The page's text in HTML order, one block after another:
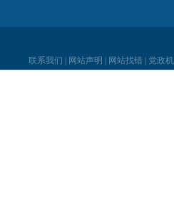
联系我们 网站声明 网站找错 党政